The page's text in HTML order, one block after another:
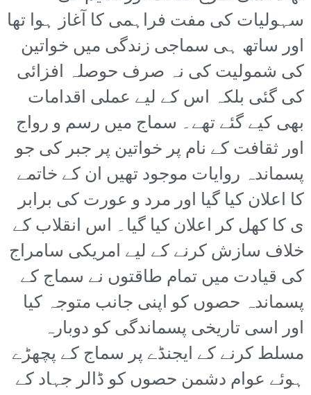
سہولیات کی مفت فراہمی کا آغاز ہوا تھا
اور ساتھ ہی سماجی زندگی میں خواتین
کی شمولیت کی نہ صرف حوصلہ افزائی
کی گئی بلکہ اس کے لیے عملی اقدامات
بھی کیے گئے تھے۔ سماج میں رسم و رواج
اور ثقافت کے نام پر خواتین پر جبر کی جو
پسماندہ روایات موجود تھیں ان کے خاتمے
کا اعلان کیا گیا اور مرد و عورت کی برابر
ی کا کھل کر اعلان کیا گیا۔ اس انقلاب کے
خلاف سازش کرنے کے لیے امریکی سامراج
کی قیادت میں تمام طاقتوں نے سماج کے
پسماندہ حصوں کو اپنی جانب متوجہ کیا
اور اسی تاریخی پسماندگی کو دوبارہ
مسلط کرنے کے ایجنڈے پر سماج کے پچھڑے
ہوئے عوام دشمن حصوں کو ڈالر جہاد کے